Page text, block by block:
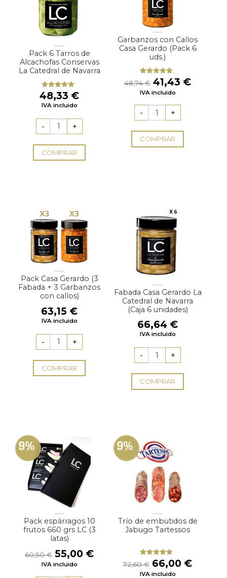
Pack 6 Tarros de
Alcachofas Conservas
La Catedral de Navarra
Valorado
con5.00de
5
48,33 €
IVA incluido
COMPRAR
Garbanzos con Callos
Casa Gerardo (Pack 6
uds.)
Valorado
con
5.00de
5
48,74€ El
precio
era:
48,74 €.
41,43 €El
IVA incluido
COMPRAR
Pack Casa Gerardo (3
Fabada + 3 Garbanzos
con callos)
63,15 €
IVA incluido
COMPRAR
Fabada Casa Gerardo La
Catedral de Navarra
(Caja 6 unidades)
66,64 €
IVA incluido
COMPRAR
9%
Pack espárragos 10
frutos 660 grs LC (3
latas)
60,50€ El
precio
55,00 €El
precio
IVA incluido
9%
Trío de embutidos de
Jabugo Tartessos
Valorado
con4.50
de 5
72,60€ El
precio
66,00 €El
IVA incluido